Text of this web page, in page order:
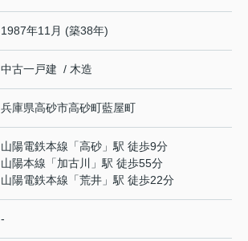
1987年11月 (築38年)
中古一戸建 / 木造
兵庫県高砂市高砂町藍屋町
山陽電鉄本線 「高砂 」駅 徒歩9分
山陽本線 「加古川
」駅 徒歩55分
山陽電鉄本線 「荒井 」駅 徒歩22分
-